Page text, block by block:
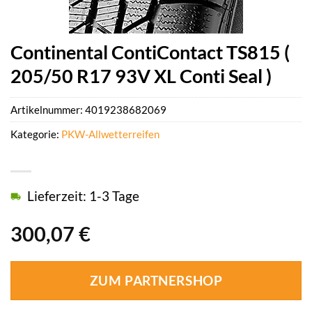
Continental ContiContact TS815 (
205/50 R17 93V XL Conti Seal )
300,07 €
Lieferzeit: 1-3 Tage
ZUM PARTNERSHOP
Artikelnummer: 4019238682069
Kategorie: PKW-Allwetterreifen